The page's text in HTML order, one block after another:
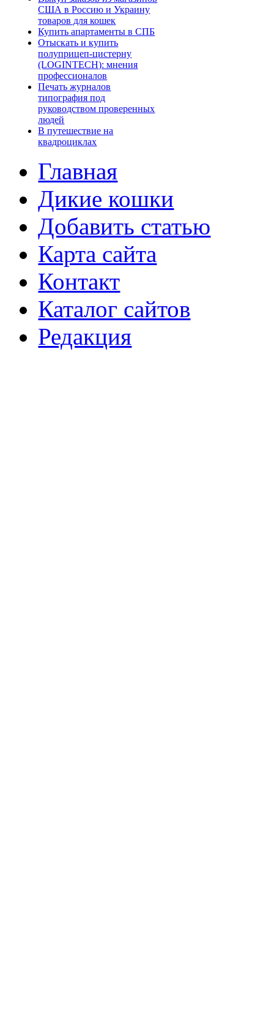
США в Россию и Украину
товаров для кошек
Купить апартаменты в СПБ
Отыскать и купить
полуприцеп-цистерну
(LOGINTECH): мнения
профессионалов
Печать журналов
типография под
руководством проверенных
людей
В путешествие на
квадроциклах
Главная
Дикие кошки
Добавить статью
Карта сайта
Контакт
Каталог сайтов
Редакция